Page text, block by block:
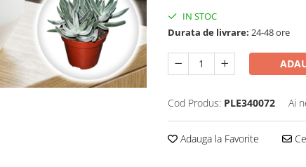
IN STOC
Durata de livrare: 24-48 ore
Cod Produs: PLE340072 Ai
Adauga la Favorite